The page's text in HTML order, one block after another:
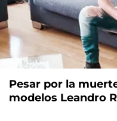
Pesar por la
modelos Leandro